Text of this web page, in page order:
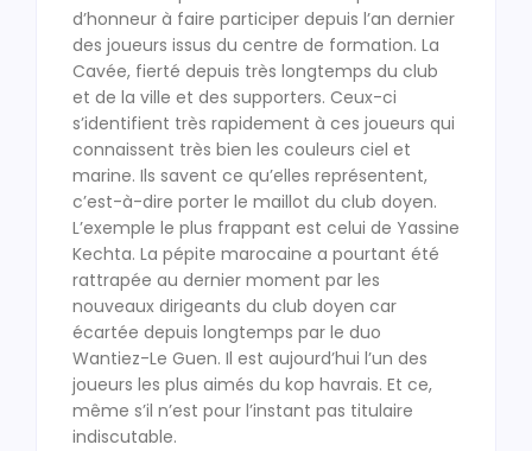
d’honneur à faire participer depuis l’an dernier
des joueurs issus du centre de formation. La
Cavée, fierté depuis très longtemps du club
et de la ville et des supporters. Ceux-ci
s’identifient très rapidement à ces joueurs qui
connaissent très bien les couleurs ciel et
marine. Ils savent ce qu’elles représentent,
c’est-à-dire porter le maillot du club doyen.
L’exemple le plus frappant est celui de Yassine
Kechta. La pépite marocaine a pourtant été
rattrapée au dernier moment par les
nouveaux dirigeants du club doyen car
écartée depuis longtemps par le duo
Wantiez-Le Guen. Il est aujourd’hui l’un des
joueurs les plus aimés du kop havrais. Et ce,
même s’il n’est pour l’instant pas titulaire
indiscutable.